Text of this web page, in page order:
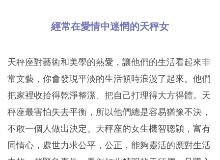
經常在愛情中迷惘的天秤女
天秤座對藝術和美學的熱愛，讓他們的生活看起來非
常文藝，你會發現平淡的生活頓時浪漫了起來。他們
把家裡收拾得乾淨整潔、把自己打理得大方得體。天
秤座最害怕失去平衡，所以他們總是容易猶豫不決，
不敢一個人做出決定。天秤座的女生機智聰穎，富有
同情心，處世力求公平，公正，能夠靈活的應對生活